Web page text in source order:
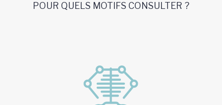
POUR QUELS MOTIFS CONSULTER ?